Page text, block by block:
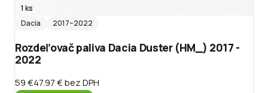
1 ks
Dacia
2017–2022
Rozdeľovač paliva Dacia Duster (HM_) 2017 -
2022
59 €47.97 €bez DPH